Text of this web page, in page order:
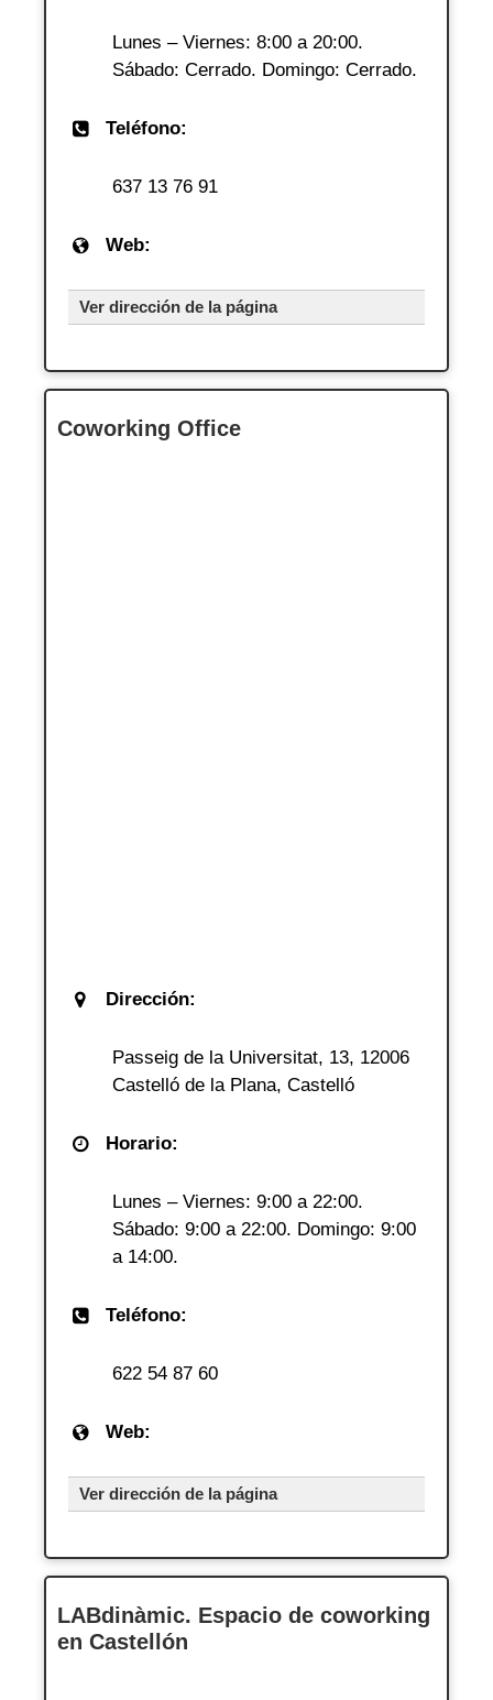
Lunes – Viernes: 8:00 a 20:00.
Sábado: Cerrado. Domingo: Cerrado.
Teléfono:
637 13 76 91
Web:
Ver dirección de la página
Coworking Office
Dirección:
Passeig de la Universitat, 13, 12006
Castelló de la Plana, Castelló
Horario:
Lunes – Viernes: 9:00 a 22:00.
Sábado: 9:00 a 22:00. Domingo: 9:00
a 14:00.
Teléfono:
622 54 87 60
Web:
Ver dirección de la página
LABdinàmic. Espacio de coworking
en Castellón